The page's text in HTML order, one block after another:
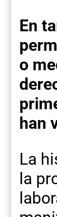
En
o
han
La
la